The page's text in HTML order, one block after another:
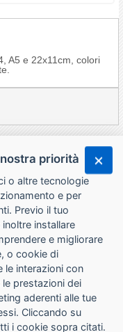
A5 e 22x11cm, colori
priorità
o altre tecnologie
e per
Previo il tuo
installare
e migliorare
o cookie di
le interazioni con
prestazioni dei
aderenti alle tue
Cliccando su
i cookie sopra citati.